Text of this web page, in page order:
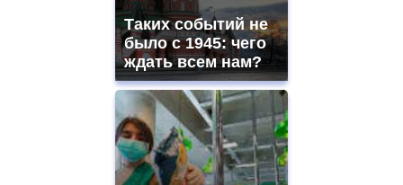
Таких событий не
было с 1945: чего
ждать всем нам?